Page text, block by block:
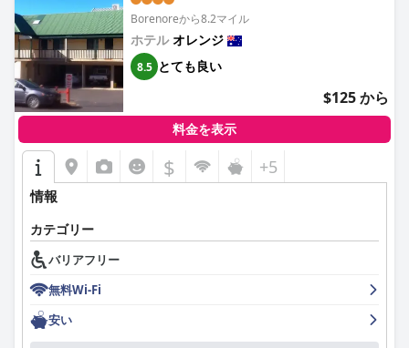
しかし、ホテルでの朝食体験は賛否両論です。カフェ・ラテでの
朝食やルームサービスの便利さを評価する宿泊客もいる一方で、
外部のサービス・クラブの地下にあるカフェとの提携を不便に感
じたり、ホテル内のオプションがないことを不便に感じたりする
人もいました。同様に、隣接するRSLクラブでの夕食体験も評価
が分かれており、満足する人もいれば、料理の質にあまり感銘を
ホテルのWi-Fiサービスは改善が必要な分野であり、接続の問題や
速度の遅さに関する報告が頻繁にあります。駐車場は、一般的に
便利で安全ですが、ピーク時には限られており、宿泊客が臨時の
駐車場や路上駐車を利用する必要がある場合があります。
全体として、メルキュール・オレンジは、戦略的なロケーショ
ン、清潔で快適な客室、そして卓越したスタッフサービスが評価
されており、この地域を訪れる旅行者に人気の選択肢となってい
Borenoreから8.2マイル
ホテルオレンジ
8.5 とても良い
$125 から
料金を表示
$ +5
情報
カテゴリー
バリアフリー
無料Wi-Fi
安い